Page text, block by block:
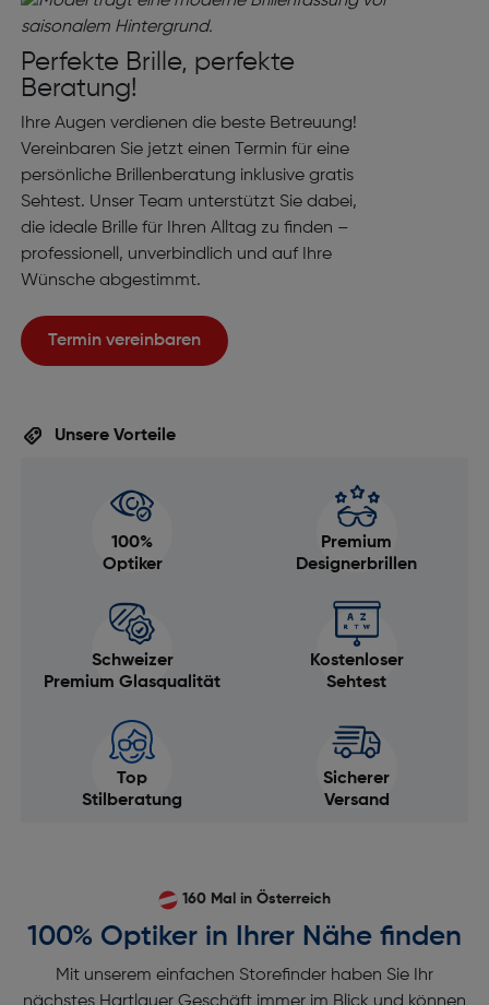
Perfekte Brille, perfekte
Beratung!
Ihre Augen verdienen die beste Betreuung!
Vereinbaren Sie jetzt einen Termin für eine
persönliche Brillenberatung inklusive gratis
Sehtest. Unser Team unterstützt Sie dabei,
die ideale Brille für Ihren Alltag zu finden –
professionell, unverbindlich und auf Ihre
Wünsche abgestimmt.
Termin vereinbaren
Unsere Vorteile
100%
Optiker
Premium
Designerbrillen
Schweizer
Premium Glasqualität
Kostenloser
Sehtest
Top
Stilberatung
Sicherer
Versand
160 Mal in Österreich
100% Optiker in Ihrer Nähe finden
Mit unserem einfachen Storefinder haben Sie Ihr